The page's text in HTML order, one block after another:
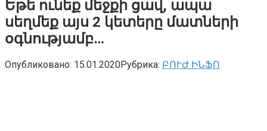
Եթե ունեք մեջքի ցավ, ապա
սեղմեք այս 2 կետերը մատների
օգնությամբ…
Опубликовано: 15.01.2020Рубрика: ԲՈՒԺ ԻՆՖՈ